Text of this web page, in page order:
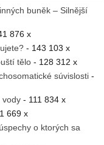
buněk – Silnější
876 x
- 143 103 x
tělo - 128 312 x
súvislosti -
vody - 111 834 x
669 x
o ktorých sa